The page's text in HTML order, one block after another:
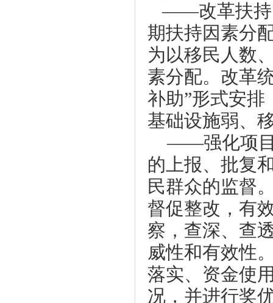
——改革扶持
期扶持因素分
为以移民人数
素分配。改革
补助”形式安
基础设施弱、
——强化项目
的上报、批复
民群众的监督
督促整改，有
察，查深、查
威性和有效性
落实、资金使
况，并进行奖